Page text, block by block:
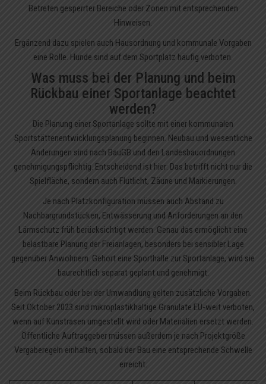
Betreten gesperrter Bereiche oder Zonen mit entsprechenden
Hinweisen.
Ergänzend dazu spielen auch Hausordnung und kommunale Vorgaben
eine Rolle. Hunde sind auf dem Sportplatz häufig verboten.
Was muss bei der Planung und beim
Rückbau einer Sportanlage beachtet
werden?
Die Planung einer Sportanlage sollte mit einer kommunalen
Sportstättenentwicklungsplanung beginnen. Neubau und wesentliche
Änderungen sind nach BauGB und den Landesbauordnungen
genehmigungspflichtig. Entscheidend ist hier: Das betrifft nicht nur die
Spielfläche, sondern auch Flutlicht, Zäune und Markierungen.
Je nach Platzkonfiguration müssen auch Abstand zu
Nachbargrundstücken, Entwässerung und Anforderungen an den
Lärmschutz früh berücksichtigt werden. Genau das ermöglicht eine
belastbare Planung der Freianlagen, besonders bei sensibler Lage
gegenüber Anwohnern. Gehört eine Sporthalle zur Sportanlage, wird sie
baurechtlich separat geplant und genehmigt.
Beim Rückbau oder bei der Umwandlung gelten zusätzliche Vorgaben.
Seit Oktober 2023 sind mikroplastikhaltige Granulate EU-weit verboten,
wenn auf Kunstrasen umgestellt wird oder Materialien ersetzt werden.
Öffentliche Auftraggeber müssen außerdem je nach Projektgröße
Vergaberegeln einhalten, sobald der Bau eine entsprechende Schwelle
erreicht.